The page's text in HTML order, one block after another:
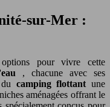
sur-Mer :
pour vivre cette
, chacune avec ses
camping flottant une
aménagées offrant le